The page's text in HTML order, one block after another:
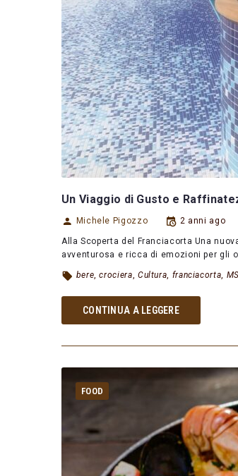
Un Viaggio di Gusto e
Michele Pigozzo 2 anni ago
Alla Scoperta del Franciacorta Una
avventurosa e ricca di emozioni per gli
bere,crociera, Cultura, franciacorta,
CONTINUA A LEGGERE
FOOD